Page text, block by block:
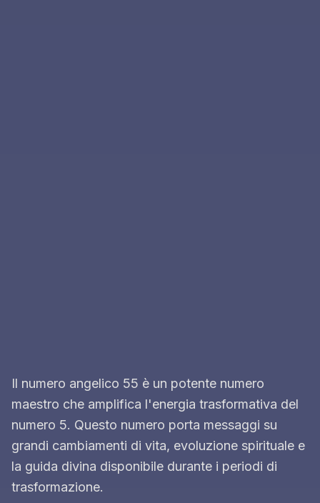
Il numero angelico 55 è un potente numero
maestro che amplifica l'energia trasformativa del
numero 5. Questo numero porta messaggi su
grandi cambiamenti di vita, evoluzione spirituale e
la guida divina disponibile durante i periodi di
trasformazione.